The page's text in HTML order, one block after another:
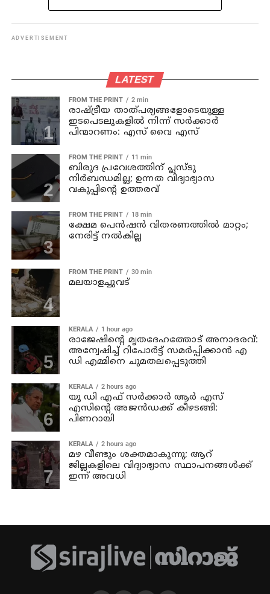
ADVERTISEMENT
LATEST
FROM THE PRINT 2 min
രാഷ്ട്രീയ താത്പര്യങ്ങളോടെയുള്ള
ഇടപെടലുകളില്‍ നിന്ന് സര്‍ക്കാര്‍
പിന്മാറണം: എസ് വൈ എസ്
FROM THE PRINT 11 min
ബിരുദ പ്രവേശത്തിന് പ്ലസ്ടു
നിര്‍ബന്ധമില്ല; ഉന്നത വിദ്യാഭ്യാസ
വകുപ്പിന്റെ ഉത്തരവ്
FROM THE PRINT 18 min
ക്ഷേമ പെന്‍ഷന്‍ വിതരണത്തില്‍ മാറ്റം;
നേരിട്ട് നല്‍കില്ല
FROM THE PRINT 30 min
മലയാളച്ചുവട്
KERALA 1 hour ago
രാജേഷിന്റെ മൃതദേഹത്തോട് അനാദരവ്:
അന്വേഷിച്ച് റിപോര്‍ട്ട് സമര്‍പ്പിക്കാന്‍ എ
ഡി എമ്മിനെ ചുമതലപ്പെടുത്തി
KERALA 2 hours ago
യു ഡി എഫ് സര്‍ക്കാര്‍ ആര്‍ എസ്
എസിന്റെ അജന്‍ഡക്ക്‌ കീഴടങ്ങി:
പിണറായി
KERALA 2 hours ago
മഴ വീണ്ടും ശക്തമാകുന്നു; ആറ്
ജില്ലകളിലെ വിദ്യാഭ്യാസ സ്ഥാപനങ്ങള്‍ക്ക്
ഇന്ന് അവധി